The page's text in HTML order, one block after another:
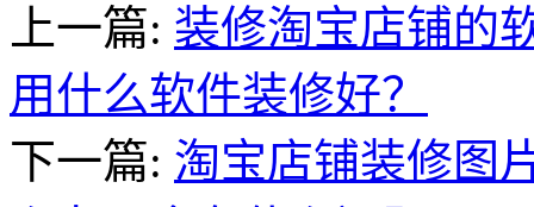
上一篇: 装修淘宝店铺的
用什么软件装修好？
下一篇: 淘宝店铺装修图